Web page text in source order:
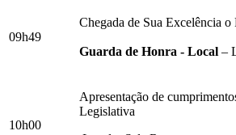
09h49
Chegada de Sua Excelência
Guarda de Honra - Local –
10h00
Apresentação de
Legislativa